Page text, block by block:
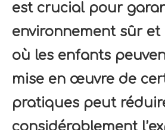
est crucial pour
environnement sûr
où les enfants
mise en œuvre de
pratiques peut
considérablement